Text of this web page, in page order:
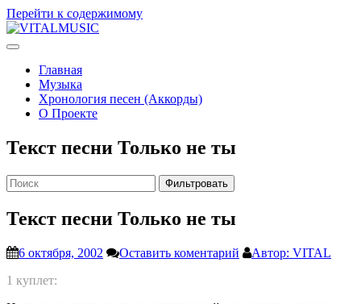
Перейти к содержимому
V
Главная
Музыка
Хронология песен (Аккорды)
О Проекте
Текст песни Только не ты
Фильтровать
Текст песни Только не ты
6 октября, 2002 Оставить коментарий
Автор: VITAL
1 куплет: